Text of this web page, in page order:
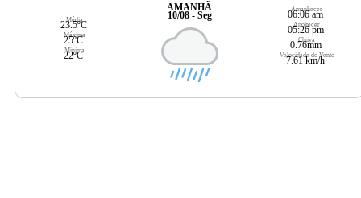
Média
23.5ºC
Máxima
25ºC
Mínima
22ºC
AMANHÃ
10/08 - Seg
Amanhecer
06:06 am
Anoitecer
05:26 pm
Chuva
0.76mm
Velocidade do Vento
7.61 km/h